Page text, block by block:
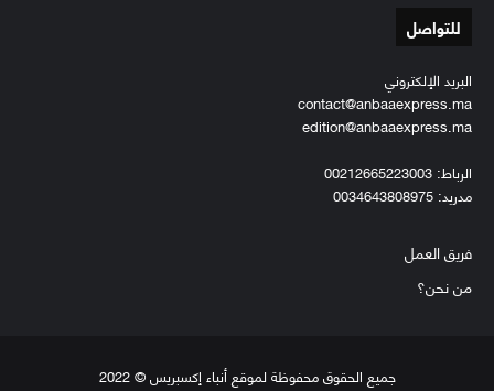
للتواصل
البريد الإلكتروني
contact@anbaaexpress.ma
edition@anbaaexpress.ma
الرباط: 00212665223003
مدريد: 0034643808975
فريق العمل
من نحن؟
جميع الحقوق محفوظة لموقع أنباء إكسبريس © 2022